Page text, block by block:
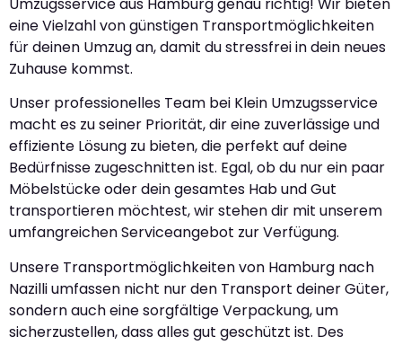
eine Vielzahl von günstigen Transportmöglichkeiten
für deinen Umzug an, damit du stressfrei in dein neues
Zuhause kommst.
Unser professionelles Team bei Klein Umzugsservice
macht es zu seiner Priorität, dir eine zuverlässige und
effiziente Lösung zu bieten, die perfekt auf deine
Bedürfnisse zugeschnitten ist. Egal, ob du nur ein paar
Möbelstücke oder dein gesamtes Hab und Gut
transportieren möchtest, wir stehen dir mit unserem
umfangreichen Serviceangebot zur Verfügung.
Unsere Transportmöglichkeiten von Hamburg nach
Nazilli umfassen nicht nur den Transport deiner Güter,
sondern auch eine sorgfältige Verpackung, um
sicherzustellen, dass alles gut geschützt ist. Des